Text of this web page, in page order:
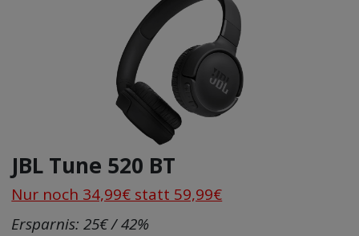
JBL Tune 520 BT
Nur noch 34,99€ statt 59,99€
Ersparnis: 25€ / 42%